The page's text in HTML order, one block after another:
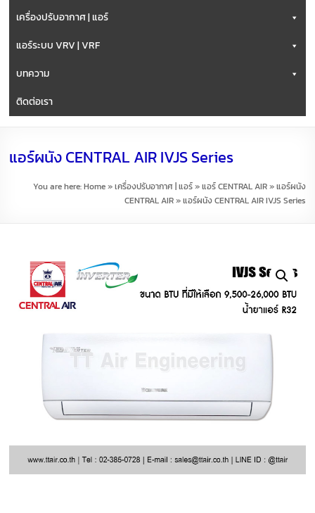
เครื่องปรับอากาศ | แอร์
แอร์ระบบ VRV | VRF
บทความ
ติดต่อเรา
แอร์ผนัง CENTRAL AIR IVJS Series
You are here:Home»เครื่องปรับอากาศ | แอร์»แอร์ CENTRAL AIR»แอร์ผนัง
CENTRAL AIR»แอร์ผนัง CENTRAL AIR IVJS Series